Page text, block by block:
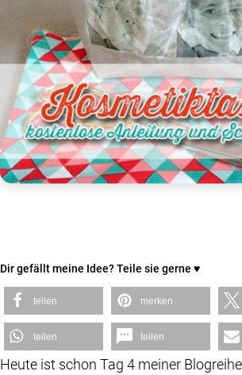
Dir gefällt meine Idee? Teile sie gerne ♥
teilen merken
teilen teilen
Heute ist schon Tag 4 meiner